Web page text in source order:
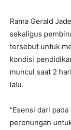
Rama Gerald
sekaligus
tersebut untuk
kondisi
muncul saat 2
lalu.
“Esensi dari
perenungan